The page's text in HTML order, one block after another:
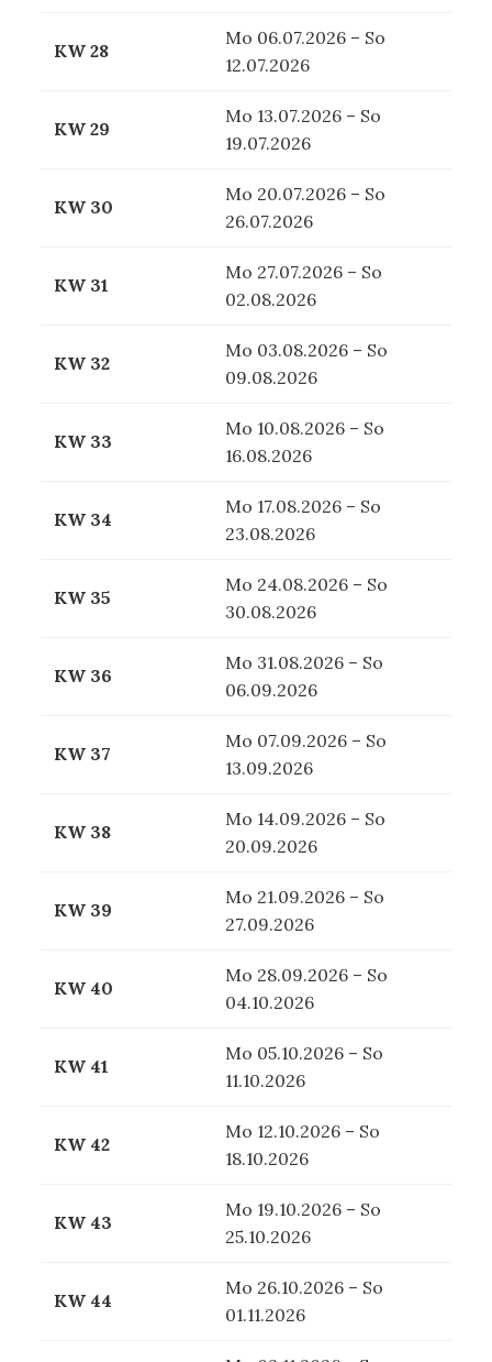
KW 28
Mo 06.07.2026 – So
12.07.2026
KW 29
Mo 13.07.2026 – So
19.07.2026
KW 30
Mo 20.07.2026 – So
26.07.2026
KW 31
Mo 27.07.2026 – So
02.08.2026
KW 32
Mo 03.08.2026 – So
09.08.2026
KW 33
Mo 10.08.2026 – So
16.08.2026
KW 34
Mo 17.08.2026 – So
23.08.2026
KW 35
Mo 24.08.2026 – So
30.08.2026
KW 36
Mo 31.08.2026 – So
06.09.2026
KW 37
Mo 07.09.2026 – So
13.09.2026
KW 38
Mo 14.09.2026 – So
20.09.2026
KW 39
Mo 21.09.2026 – So
27.09.2026
KW 40
Mo 28.09.2026 – So
04.10.2026
KW 41
Mo 05.10.2026 – So
11.10.2026
KW 42
Mo 12.10.2026 – So
18.10.2026
KW 43
Mo 19.10.2026 – So
25.10.2026
KW 44
Mo 26.10.2026 – So
01.11.2026